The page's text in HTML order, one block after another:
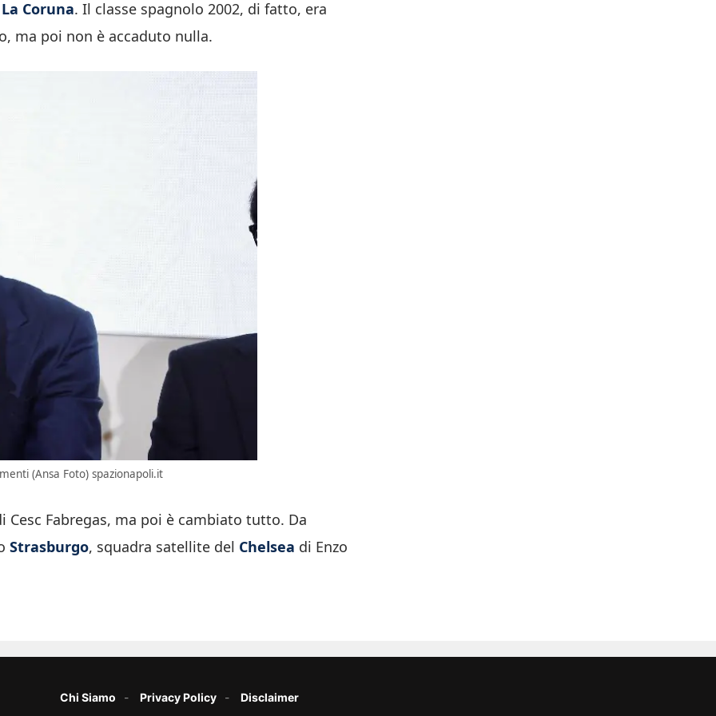
Coruna. Il classe spagnolo 2002, di fatto, era
ma poi non è accaduto nulla.
(Ansa Foto) spazionapoli.it
Cesc Fabregas, ma poi è cambiato tutto. Da
Strasburgo, squadra satellite del Chelsea di Enzo
Chi Siamo Privacy Policy Disclaimer